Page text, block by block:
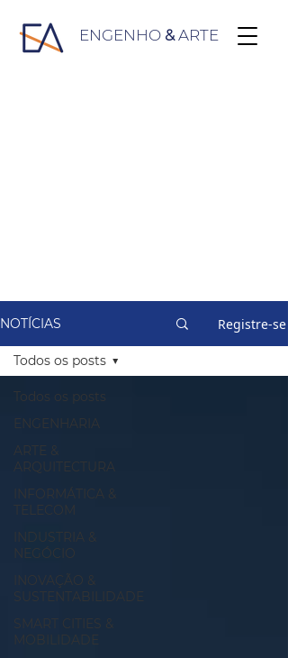
ENGENHO &ARTE
NOTÍCIAS Registre-se
Todos os posts
ENGENHARIA
ARTE &
ARQUITECTURA
INFORMÁTICA &
TELECOM
INDUSTRIA &
NEGÓCIO
INOVAÇÃO &
SUSTENTABILIDADE
SMART CITIES &
MOBILIDADE
Todos os posts